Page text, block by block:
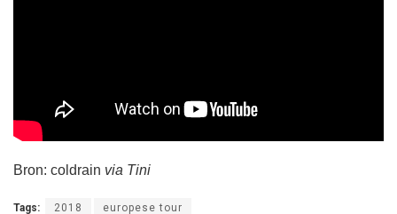
Bron: coldrain via Tini
Tags: 2018 europese tour